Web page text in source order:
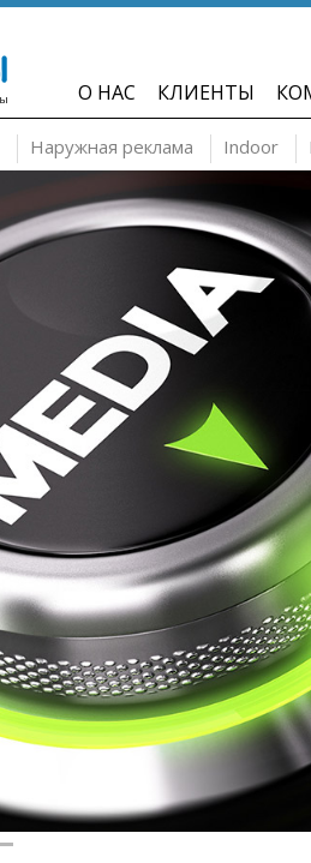
О НАС КЛИЕНТЫ
Наружная реклама Indoor